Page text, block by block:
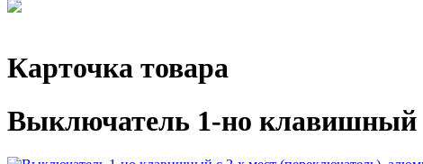
Карточка товара
Выключатель 1-но клавишный